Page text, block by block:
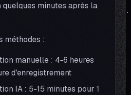
quelques minutes après la
méthodes :
manuelle : 4-6 heures
d'enregistrement
IA : 5-15 minutes pour 1